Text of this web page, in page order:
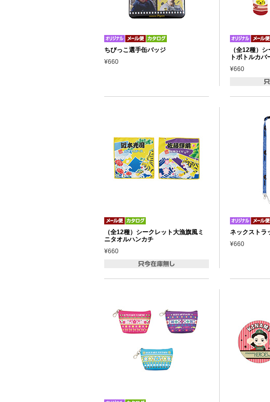
ちびっこ選手缶バッジ
¥660
（全12種）
トボトルカバ
¥660
（全12種）シークレット大漁旗風ミ
ニタオルハンカチ
¥660
ネックストラ
¥660